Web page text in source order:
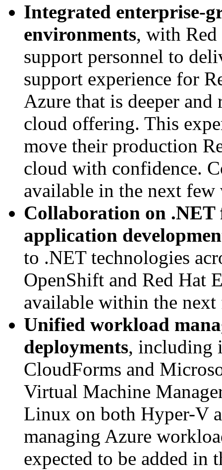
Integrated enterprise-
environments, with
support personnel to
support experience for
Azure that is deeper
cloud offering. This
move their production
cloud with confidence.
available in the next few
Collaboration on .NET
application
to .NET technologies
OpenShift and Red Hat
available within the next
Unified workload
deployments, including
CloudForms and
Virtual Machine
Linux on both Hyper-V
managing Azure
expected to be added in